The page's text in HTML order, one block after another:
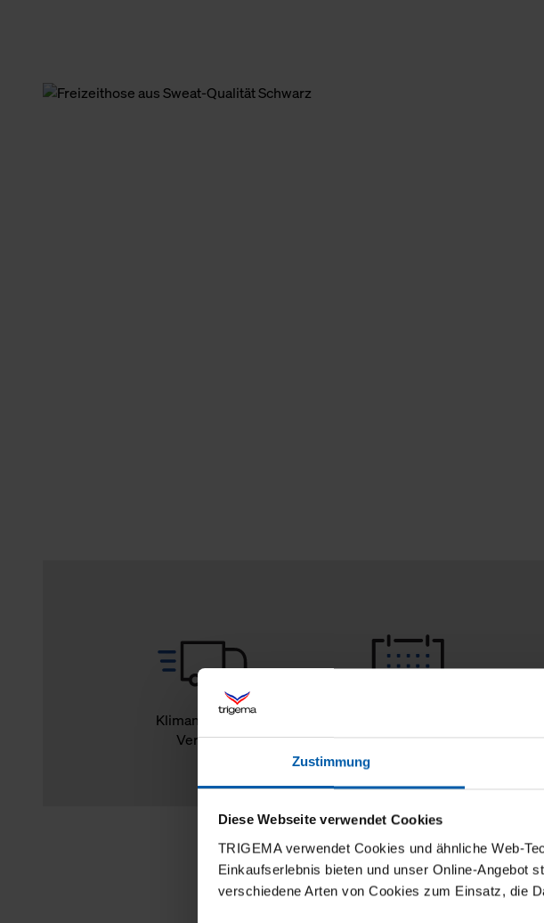
Zustimmung
Diese Webseite verwendet Cookies
TRIGEMA verwendet Cookies und ähnliche Web-
Einkaufserlebnis bieten und unser Online-Angebot
verschiedene Arten von Cookies zum Einsatz, die
Klimaneutraler
Versand
Rückgaberecht